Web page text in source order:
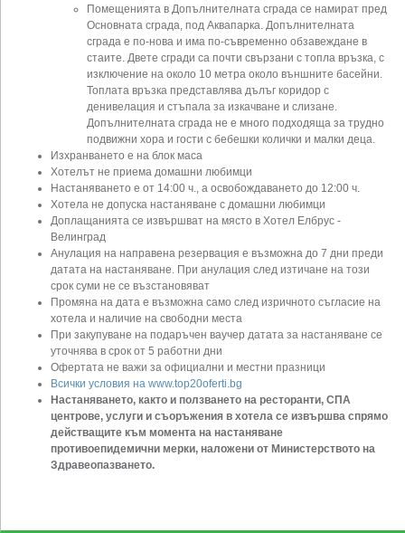
Помещенията в Допълнителната сграда се намират пред
Основната сграда, под Аквапарка. Допълнителната
сграда е по-нова и има по-съвременно обзавеждане в
стаите. Двете сгради са почти свързани с топла връзка, с
изключение на около 10 метра около външните басейни.
Топлата връзка представлява дълъг коридор с
денивелация и стъпала за изкачване и слизане.
Допълнителната сграда не е много подходяща за трудно
подвижни хора и гости с бебешки колички и малки деца.
Изхранването е на блок маса
Хотелът не приема домашни любимци
Настаняването е от 14:00 ч., а освобождаването до 12:00 ч.
Хотела не допуска настаняване с домашни любимци
Доплащанията се извършват на място в Хотел Елбрус -
Велинград
Анулация на направена резервация е възможна до 7 дни преди
датата на настаняване. При анулация след изтичане на този
срок суми не се възстановяват
Промяна на дата е възможна само след изричното съгласие на
хотела и наличие на свободни места
При закупуване на подаръчен ваучер датата за настаняване се
уточнява в срок от 5 работни дни
Офертата не важи за официални и местни празници
Всички условия на www.top20oferti.bg
Настаняването, както и ползването на ресторанти, СПА
центрове, услуги и съоръжения в хотела се извършва спрямо
действащите към момента на настаняване
противоепидемични мерки, наложени от Министерството на
Здравеопазването.